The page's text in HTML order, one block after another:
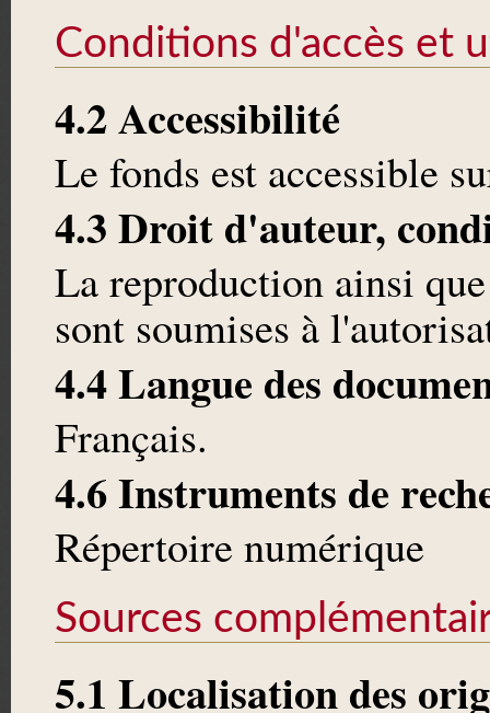
Conditions d'accès et
4.2 Accessibilité
Le fonds est accessible
4.3 Droit d'auteur,
La reproduction ainsi
sont soumises à
4.4 Langue des
Français.
4.6 Instruments de
Répertoire numérique
Sources
5.1 Localisation des